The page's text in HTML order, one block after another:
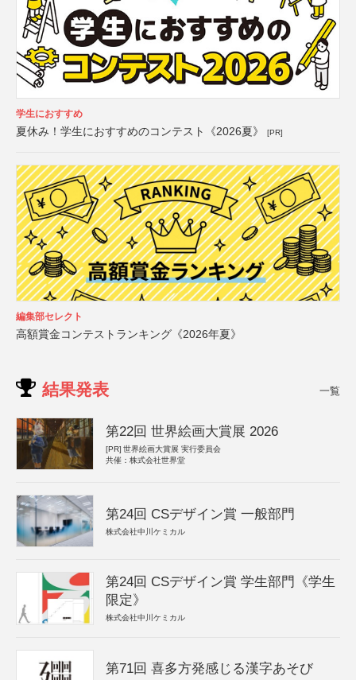
学生におすすめ
夏休み！学生におすすめのコンテスト《2026夏》 [PR]
編集部セレクト
高額賞金コンテストランキング《2026年夏》
結果発表 一覧
第22回 世界絵画大賞展 2026
[PR] 世界絵画大賞展 実行委員会
共催：株式会社世界堂
第24回 CSデザイン賞 一般部門
株式会社中川ケミカル
第24回 CSデザイン賞 学生部門《学生
限定》
株式会社中川ケミカル
第71回 喜多方発感じる漢字あそび